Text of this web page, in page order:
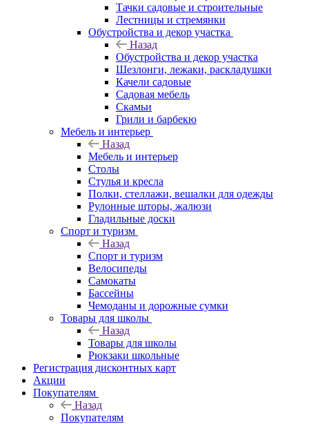
Тачки садовые и строительные
Лестницы и стремянки
Обустройства и декор участка
Назад
Обустройства и декор участка
Шезлонги, лежаки, раскладушки
Качели садовые
Садовая мебель
Скамьи
Грили и барбекю
Мебель и интерьер
Назад
Мебель и интерьер
Столы
Стулья и кресла
Полки, стеллажи, вешалки для одежды
Рулонные шторы, жалюзи
Гладильные доски
Спорт и туризм
Назад
Спорт и туризм
Велосипеды
Самокаты
Бассейны
Чемоданы и дорожные сумки
Товары для школы
Назад
Товары для школы
Рюкзаки школьные
Регистрация дисконтных карт
Акции
Покупателям
Назад
Покупателям